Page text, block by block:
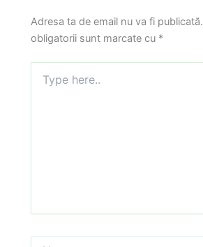
Adresa ta de email nu va fi publicată.
obligatorii sunt marcate cu *
here..